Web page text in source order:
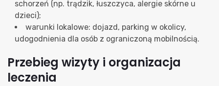
schorzeń (np. trądzik, łuszczyca, alergie skórne u
dzieci);
warunki lokalowe: dojazd, parking w okolicy,
udogodnienia dla osób z ograniczoną mobilnością.
Przebieg wizyty i organizacja
leczenia